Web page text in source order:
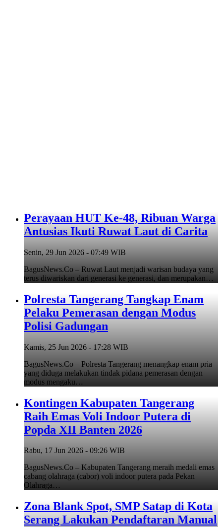
Perayaan HUT Ke-48, Ribuan Warga
Antusias Ikuti Ruwat Laut di Carita
Senin, 29 Jun 2026 - 07:49 WIB
BagusNews.Co – Ruwat Laut menjadi warisan budaya yang
terus diwariskan dari generasi ke generasi, dan merupakan…
Polresta Tangerang Tangkap Enam
Pelaku Pemerasan dengan Modus
Polisi Gadungan
Kamis, 25 Jun 2026 - 17:28 WIB
BagusNews.Co – Polresta Tangerang menangkap enam pria
yang diduga melakukan tindak pidana pemerasan dengan
modus mengaku…
Kontingen Kabupaten Tangerang
Raih Emas Voli Indoor Putera di
Popda XII Banten 2026
Rabu, 17 Jun 2026 - 09:26 WIB
BagusNews.Co – Kabupaten Tangerang meraih medali emas
cabang olahraga (cabor) voli indoor putera pada Pekan
Olahraga…
Zona Blank Spot, SMP Satap di Kota
Serang Lakukan Pendaftaran Manual